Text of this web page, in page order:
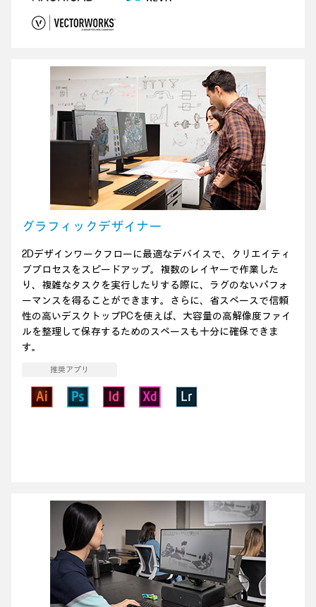
グラフィックデザイナー
2Dデザインワークフローに最適なデバイスで、クリエイティ
ブプロセスをスピードアップ。複数のレイヤーで作業した
り、複雑なタスクを実行したりする際に、ラグのないパフォ
ーマンスを得ることができます。さらに、省スペースで信頼
性の高いデスクトップPCを使えば、大容量の高解像度ファイ
ルを整理して保存するためのスペースも十分に確保できま
す。